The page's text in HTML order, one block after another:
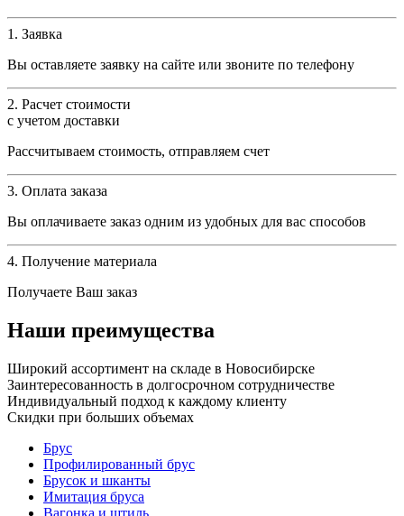
1. Заявка
Вы оставляете заявку на сайте или звоните по телефону
2. Расчет стоимости
с учетом доставки
Рассчитываем стоимость, отправляем счет
3. Оплата заказа
Вы оплачиваете заказ одним из удобных для вас способов
4. Получение материала
Получаете Ваш заказ
Наши преимущества
Широкий ассортимент на складе в Новосибирске
Заинтересованность в долгосрочном сотрудничестве
Индивидуальный подход к каждому клиенту
Скидки при больших объемах
Брус
Профилированный брус
Брусок и шканты
Имитация бруса